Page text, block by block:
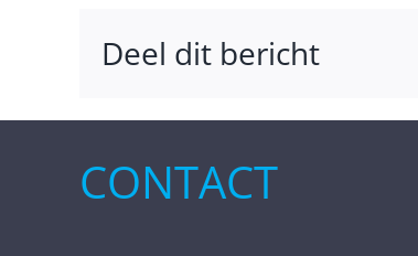
Deel dit bericht
CONTACT